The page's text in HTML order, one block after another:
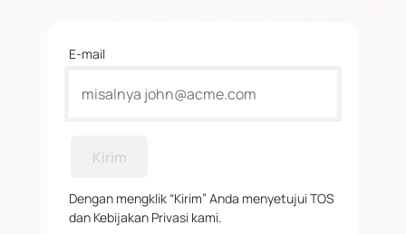
E-mail
Kirim
Dengan mengklik “Kirim” Anda menyetujui TOS
dan Kebijakan Privasi kami.